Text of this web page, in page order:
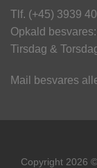
Tlf. (+45) 3939
Opkald besvares:
Tirsdag &
Mail besvares
Copyright 2026 ©